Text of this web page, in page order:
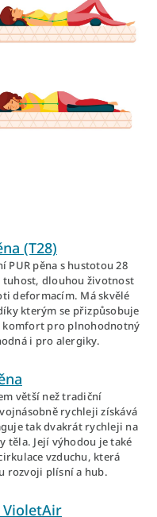
(T28)
PUR pěna s hustotou 28
tuhost, dlouhou životnost
deformacím. Má skvělé
kterým se přizpůsobuje
komfort pro plnohodnotný
i pro alergiky.
větší než tradiční
rychleji získává
tak dvakrát rychleji na
těla. Její výhodou je také
vzduchu, která
rozvoji plísní a hub.
VioletAir